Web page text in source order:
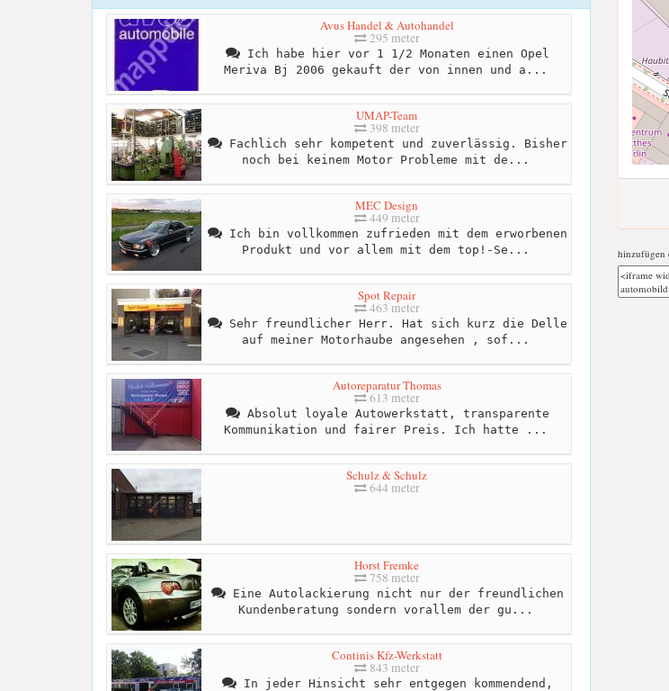
Avus Handel & Autohandel
295 meter
Ich habe hier vor 1 1/2 Monaten einen Opel
Meriva Bj 2006 gekauft der von innen und a...
UMAP-Team
398 meter
Fachlich sehr kompetent und zuverlässig. Bisher
noch bei keinem Motor Probleme mit de...
MEC Design
449 meter
Ich bin vollkommen zufrieden mit dem erworbenen
Produkt und vor allem mit dem top!-Se...
Spot Repair
463 meter
Sehr freundlicher Herr. Hat sich kurz die Delle
auf meiner Motorhaube angesehen , sof...
Autoreparatur Thomas
613 meter
Absolut loyale Autowerkstatt, transparente
Kommunikation und fairer Preis. Ich hatte ...
Schulz & Schulz
644 meter
Horst Fremke
758 meter
Eine Autolackierung nicht nur der freundlichen
Kundenberatung sondern vorallem der gu...
Continis Kfz-Werkstatt
843 meter
In jeder Hinsicht sehr entgegen kommendend,
hinzufügen